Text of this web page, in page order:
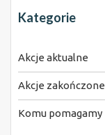
Kategorie
Akcje aktualne
Akcje zakończone
Komu pomagamy